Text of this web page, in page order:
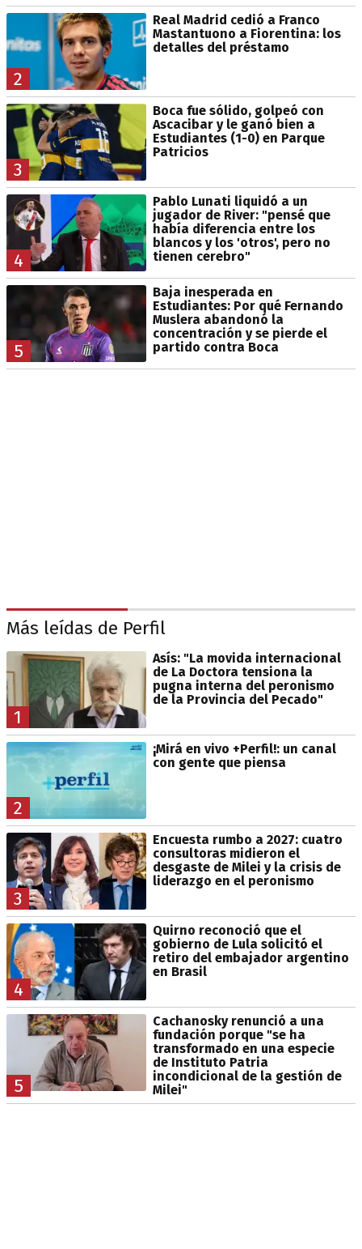
2
Real Madrid cedió a Franco
Mastantuono a Fiorentina: los
detalles del préstamo
3
Boca fue sólido, golpeó con
Ascacibar y le ganó bien a
Estudiantes (1-0) en Parque
Patricios
4
Pablo Lunati liquidó a un
jugador de River: "pensé que
había diferencia entre los
blancos y los 'otros', pero no
tienen cerebro"
5
Baja inesperada en
Estudiantes: Por qué Fernando
Muslera abandonó la
concentración y se pierde el
partido contra Boca
Más leídas de Perfil
1
Asís: "La movida internacional
de La Doctora tensiona la
pugna interna del peronismo
de la Provincia del Pecado"
2
¡Mirá en vivo +Perfil!: un canal
con gente que piensa
3
Encuesta rumbo a 2027: cuatro
consultoras midieron el
desgaste de Milei y la crisis de
liderazgo en el peronismo
4
Quirno reconoció que el
gobierno de Lula solicitó el
retiro del embajador argentino
en Brasil
5
Cachanosky renunció a una
fundación porque "se ha
transformado en una especie
de Instituto Patria
incondicional de la gestión de
Milei"